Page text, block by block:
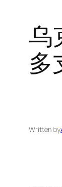
乌
多
Written by